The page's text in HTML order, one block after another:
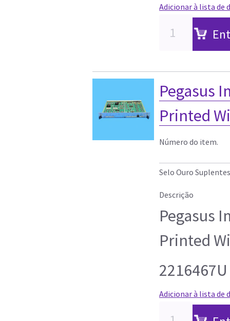
Adicionar à lista de
Pegasus
Printed
Número do item.
Selo Ouro Suplentes
Descrição
Pegasus
Printed
2216467U
Adicionar à lista de